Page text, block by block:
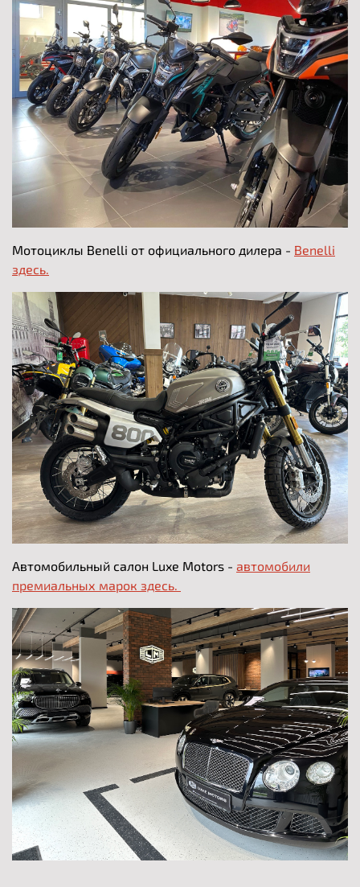
Мотоциклы Benelli от официального дилера - Benelli
здесь.
Автомобильный салон Luxe Motors - автомобили
премиальных марок здесь.